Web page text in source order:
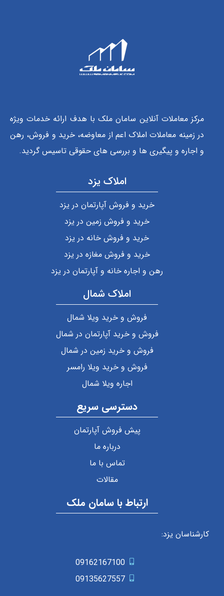
مرکز معاملات آنلاین سامان ملک با هدف ارائه خدمات ویژه
در زمینه معاملات املاک اعم از معاوضه، خرید و فروش، رهن
و اجاره و پیگیری ها و بررسی های حقوقی تاسیس گردید.
املاک یزد
خرید و فروش آپارتمان در یزد
خرید و فروش زمین در یزد
خرید و فروش خانه در یزد
خرید و فروش مغازه در یزد
رهن و اجاره خانه و آپارتمان در یزد
املاک شمال
فروش و خرید ویلا شمال
فروش و خرید آپارتمان در شمال
فروش و خرید زمین در شمال
فروش و خرید ویلا رامسر
اجاره ویلا شمال
دسترسی سریع
پیش فروش آپارتمان
درباره ما
تماس با ما
مقالات
ارتباط با سامان ملک
کارشناسان یزد:
09162167100
09135627557